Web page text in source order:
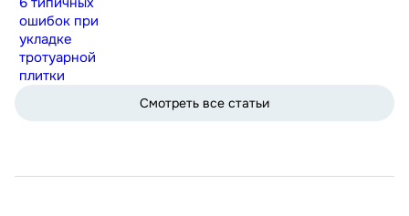
ошибок при
укладке
тротуарной
плитки
Смотреть все статьи